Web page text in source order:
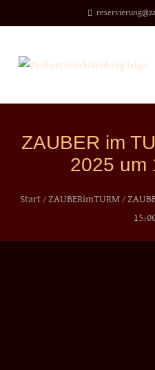
zum
ZAUBER im
2025 um
Start / ZAUBERimTURM /